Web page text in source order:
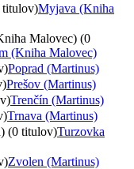
titulov)Myjava (Kniha
Malovec) (0
(Kniha Malovec)
Poprad (Martinus)
Prešov (Martinus)
Trenčín (Martinus)
Trnava (Martinus)
(0 titulov)Turzovka
Zvolen (Martinus)